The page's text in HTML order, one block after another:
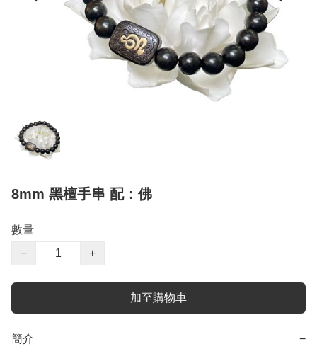
8mm 黑檀手串 配：佛
數量
−
+
加至購物車
簡介 −